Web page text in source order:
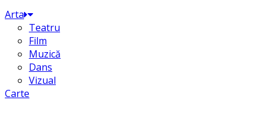
Arta
Teatru
Film
Muzică
Dans
Vizual
Carte